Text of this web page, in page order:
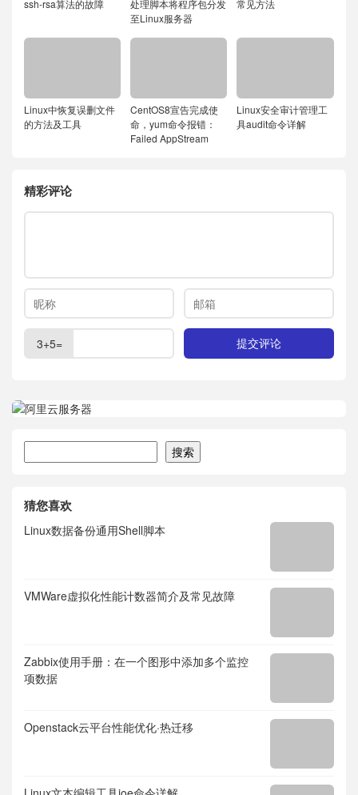
ssh-rsa算法的故障
处理脚本将程序包分发
至Linux服务器
常见方法
Linux中恢复误删文件
的方法及工具
CentOS8宣告完成使
命，yum命令报错：
Failed AppStream
Linux安全审计管理工
具audit命令详解
精彩评论
3+5=
搜索
猜您喜欢
Linux数据备份通用Shell脚本
VMWare虚拟化性能计数器简介及常见故障
Zabbix使用手册：在一个图形中添加多个监控
项数据
Openstack云平台性能优化·热迁移